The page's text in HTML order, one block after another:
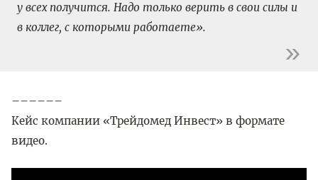
у всех получится. Надо только верить в свои силы и
в коллег, с которыми работаете».
––––––
Кейс компании «Трейдомед Инвест» в формате
видео.